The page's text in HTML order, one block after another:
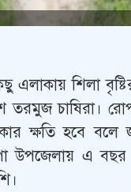
এলাকায় শিলা
তরমুজ চাষিরা।
ক্ষতি হবে বলে
উপজেলায় এ